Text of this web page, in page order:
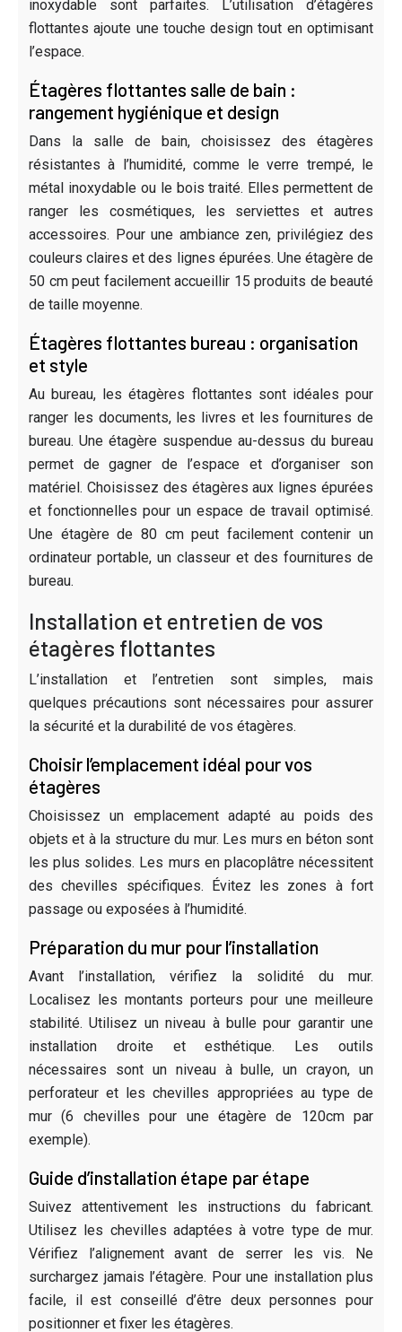
inoxydable sont parfaites. L’utilisation d’étagères
flottantes ajoute une touche design tout en optimisant
l’espace.
Étagères flottantes salle de bain :
rangement hygiénique et design
Dans la salle de bain, choisissez des étagères
résistantes à l’humidité, comme le verre trempé, le
métal inoxydable ou le bois traité. Elles permettent de
ranger les cosmétiques, les serviettes et autres
accessoires. Pour une ambiance zen, privilégiez des
couleurs claires et des lignes épurées. Une étagère de
50 cm peut facilement accueillir 15 produits de beauté
de taille moyenne.
Étagères flottantes bureau : organisation
et style
Au bureau, les étagères flottantes sont idéales pour
ranger les documents, les livres et les fournitures de
bureau. Une étagère suspendue au-dessus du bureau
permet de gagner de l’espace et d’organiser son
matériel. Choisissez des étagères aux lignes épurées
et fonctionnelles pour un espace de travail optimisé.
Une étagère de 80 cm peut facilement contenir un
ordinateur portable, un classeur et des fournitures de
bureau.
Installation et entretien de vos
étagères flottantes
L’installation et l’entretien sont simples, mais
quelques précautions sont nécessaires pour assurer
la sécurité et la durabilité de vos étagères.
Choisir l’emplacement idéal pour vos
étagères
Choisissez un emplacement adapté au poids des
objets et à la structure du mur. Les murs en béton sont
les plus solides. Les murs en placoplâtre nécessitent
des chevilles spécifiques. Évitez les zones à fort
passage ou exposées à l’humidité.
Préparation du mur pour l’installation
Avant l’installation, vérifiez la solidité du mur.
Localisez les montants porteurs pour une meilleure
stabilité. Utilisez un niveau à bulle pour garantir une
installation droite et esthétique. Les outils
nécessaires sont un niveau à bulle, un crayon, un
perforateur et les chevilles appropriées au type de
mur (6 chevilles pour une étagère de 120cm par
exemple).
Guide d’installation étape par étape
Suivez attentivement les instructions du fabricant.
Utilisez les chevilles adaptées à votre type de mur.
Vérifiez l’alignement avant de serrer les vis. Ne
surchargez jamais l’étagère. Pour une installation plus
facile, il est conseillé d’être deux personnes pour
positionner et fixer les étagères.